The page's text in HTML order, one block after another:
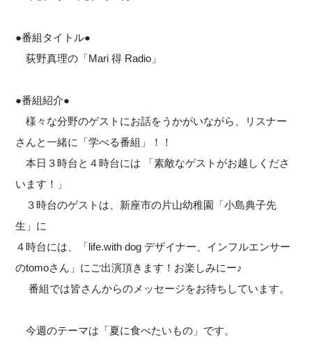
●番組タイトル●
荻野真理の「Mari 得 Radio」
●番組紹介●
様々な分野のゲストにお話をうかがいながら、リスナー
さんと一緒に「学べる番組」！！
本日３時台と４時台には 「素敵なゲストがお越しくださ
います！」
３時台のゲストは、新座市の片山幼稚園「小島典子先
生」に
４時台には、「life.with dog デザイナー、インフルエンサー
のtomoさん」にご出演頂きます！お楽しみにー♪
番組では皆さんからのメッセージをお待ちしています。
今週のテーマは「夏に食べたいもの」です。